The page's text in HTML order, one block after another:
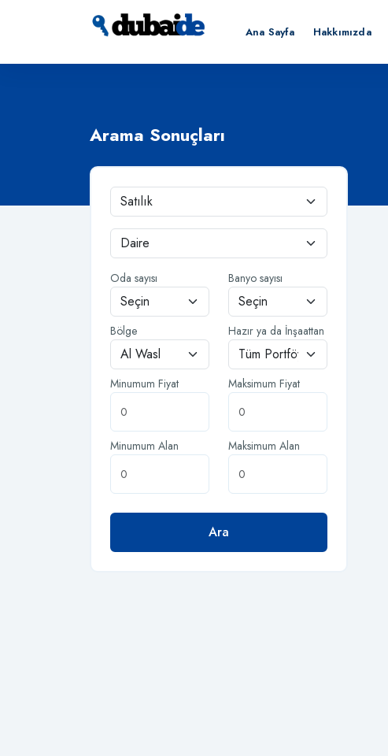
Ana Sayfa Hakkımızda
Arama Sonuçları
Oda sayısı Banyo sayısı
Bölge Hazır ya da İnşaattan
Minumum Fiyat Maksimum Fiyat
Minumum Alan Maksimum Alan
Ara